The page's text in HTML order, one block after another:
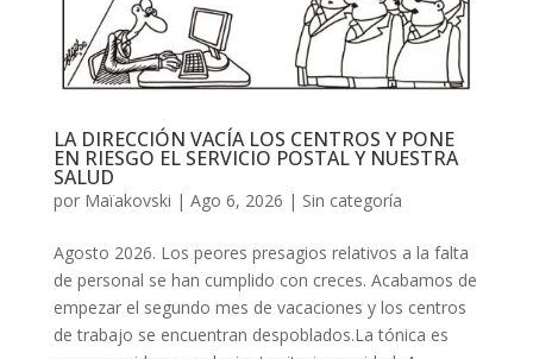
LA DIRECCIÓN VACÍA LOS CENTROS Y PONE
EN RIESGO EL SERVICIO POSTAL Y NUESTRA
SALUD
por Maïakovski | Ago 6, 2026 | Sin categoría
Agosto 2026. Los peores presagios relativos a la falta
de personal se han cumplido con creces. Acabamos de
empezar el segundo mes de vacaciones y los centros
de trabajo se encuentran despoblados.La tónica es